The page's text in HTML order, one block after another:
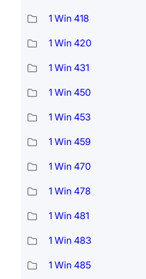
1 Win 418
1 Win 420
1 Win 431
1 Win 450
1 Win 453
1 Win 459
1 Win 470
1 Win 478
1 Win 481
1 Win 483
1 Win 485